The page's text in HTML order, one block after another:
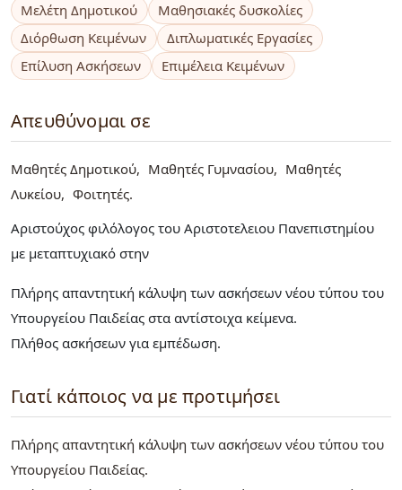
Μελέτη Δημοτικού
Μαθησιακές δυσκολίες
Διόρθωση Κειμένων
Διπλωματικές Εργασίες
Επίλυση Ασκήσεων
Επιμέλεια Κειμένων
Απευθύνομαι σε
Μαθητές Δημοτικού Μαθητές Γυμνασίου
Μαθητές
Λυκείου
Φοιτητές
Αριστούχος φιλόλογος του Αριστοτελειου Πανεπιστημίου
με μεταπτυχιακό στην
Πλήρης απαντητική κάλυψη των ασκήσεων νέου τύπου του
Υπουργείου Παιδείας στα αντίστοιχα κείμενα.
Πλήθος ασκήσεων για εμπέδωση.
Γιατί κάποιος να με προτιμήσει
Πλήρης απαντητική κάλυψη των ασκήσεων νέου τύπου του
Υπουργείου Παιδείας.